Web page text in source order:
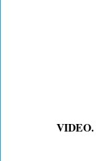
VIDEO.